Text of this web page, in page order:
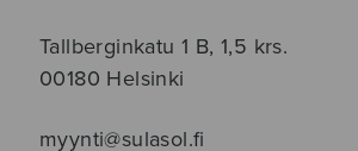
Tallberginkatu 1 B, 1,5 krs.
00180 Helsinki
myynti@sulasol.fi